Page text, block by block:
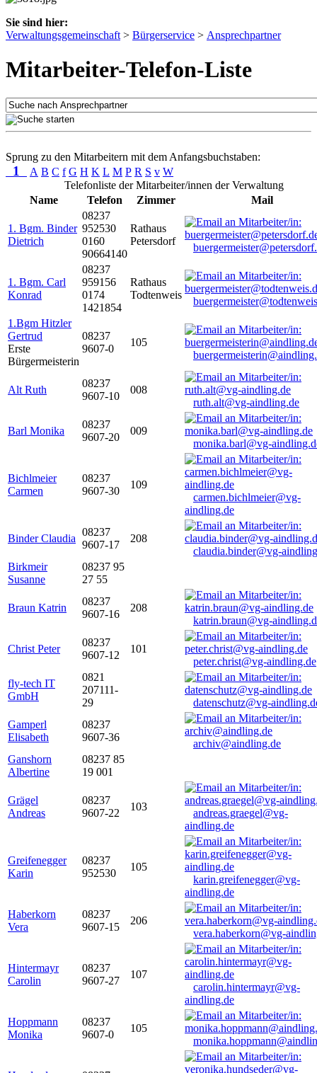
Sie sind hier:
Verwaltungsgemeinschaft > Bürgerservice > Ansprechpartner
Mitarbeiter-Telefon-Liste
Sprung zu den Mitarbeitern mit dem Anfangsbuchstaben:
1 A B C f G H K L M P R S v W
Telefonliste der Mitarbeiter/innen der Verwaltung
Name
Telefon Zimmer Mail
1. Bgm. Binder
Dietrich
08237
952530
0160
90664140
Rathaus
Petersdorf
1. Bgm. Carl
Konrad
08237
959156
0174
1421854
Rathaus
Todtenweis
1.Bgm Hitzler
Gertrud
Erste
Bürgermeisterin
08237
9607-0
105
Alt Ruth
08237
9607-10
008
ruth.alt@vg-aindling.de
Barl Monika
08237
9607-20
009
monika.barl@vg-
Bichlmeier
Carmen
08237
9607-30
109
carmen.bichlmeier@vg-
aindling.de
Binder Claudia
08237
9607-17
208
claudia.binder@vg-
Birkmeir
Susanne
08237 95
27 55
Braun Katrin
08237
9607-16
208
katrin.braun@vg-
Christ Peter
08237
9607-12
101
peter.christ@vg-aindling.de
fly-tech IT
GmbH
0821
207111-
29
datenschutz@vg-
Gamperl
Elisabeth
08237
9607-36
archiv@aindling.de
Ganshorn
Albertine
08237 85
19 001
Grägel
Andreas
08237
9607-22
103
andreas.graegel@vg-
aindling.de
Greifenegger
Karin
08237
952530
105
karin.greifenegger@vg-
aindling.de
Haberkorn
Vera
08237
9607-15
206
vera.haberkorn@vg-
Hintermayr
Carolin
08237
9607-27
107
carolin.hintermayr@vg-
aindling.de
Hoppmann
Monika
08237
9607-0
105